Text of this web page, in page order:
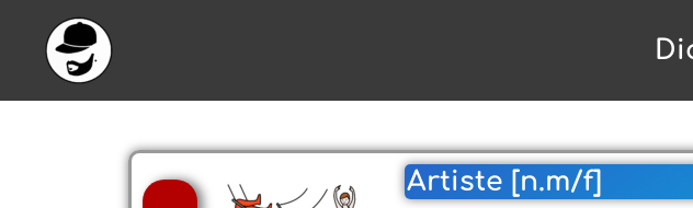
contenu
Artiste [n.m/f]